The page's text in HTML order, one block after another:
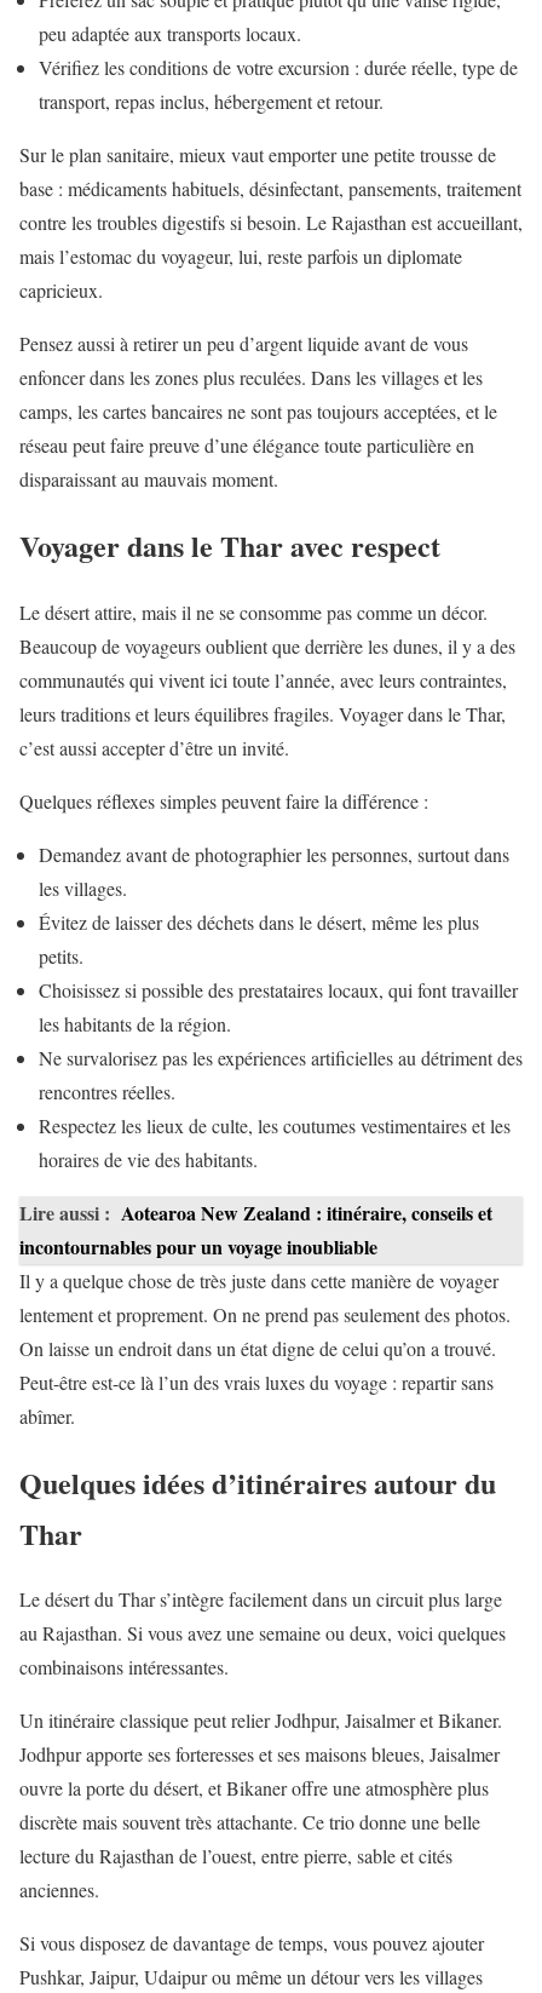
peu adaptée aux transports locaux.
Vérifiez les conditions de votre excursion : durée réelle, type de
transport, repas inclus, hébergement et retour.
Sur le plan sanitaire, mieux vaut emporter une petite trousse de
base : médicaments habituels, désinfectant, pansements, traitement
contre les troubles digestifs si besoin. Le Rajasthan est accueillant,
mais l’estomac du voyageur, lui, reste parfois un diplomate
capricieux.
Pensez aussi à retirer un peu d’argent liquide avant de vous
enfoncer dans les zones plus reculées. Dans les villages et les
camps, les cartes bancaires ne sont pas toujours acceptées, et le
réseau peut faire preuve d’une élégance toute particulière en
disparaissant au mauvais moment.
Voyager dans le Thar avec respect
Le désert attire, mais il ne se consomme pas comme un décor.
Beaucoup de voyageurs oublient que derrière les dunes, il y a des
communautés qui vivent ici toute l’année, avec leurs contraintes,
leurs traditions et leurs équilibres fragiles. Voyager dans le Thar,
c’est aussi accepter d’être un invité.
Quelques réflexes simples peuvent faire la différence :
Demandez avant de photographier les personnes, surtout dans
les villages.
Évitez de laisser des déchets dans le désert, même les plus
petits.
Choisissez si possible des prestataires locaux, qui font travailler
les habitants de la région.
Ne survalorisez pas les expériences artificielles au détriment des
rencontres réelles.
Respectez les lieux de culte, les coutumes vestimentaires et les
horaires de vie des habitants.
Lire aussi : Aotearoa New Zealand : itinéraire, conseils et
incontournables pour un voyage inoubliable
Il y a quelque chose de très juste dans cette manière de voyager
lentement et proprement. On ne prend pas seulement des photos.
On laisse un endroit dans un état digne de celui qu’on a trouvé.
Peut-être est-ce là l’un des vrais luxes du voyage : repartir sans
abîmer.
Quelques idées d’itinéraires autour du
Thar
Le désert du Thar s’intègre facilement dans un circuit plus large
au Rajasthan. Si vous avez une semaine ou deux, voici quelques
combinaisons intéressantes.
Un itinéraire classique peut relier Jodhpur, Jaisalmer et Bikaner.
Jodhpur apporte ses forteresses et ses maisons bleues, Jaisalmer
ouvre la porte du désert, et Bikaner offre une atmosphère plus
discrète mais souvent très attachante. Ce trio donne une belle
lecture du Rajasthan de l’ouest, entre pierre, sable et cités
anciennes.
Si vous disposez de davantage de temps, vous pouvez ajouter
Pushkar, Jaipur, Udaipur ou même un détour vers les villages